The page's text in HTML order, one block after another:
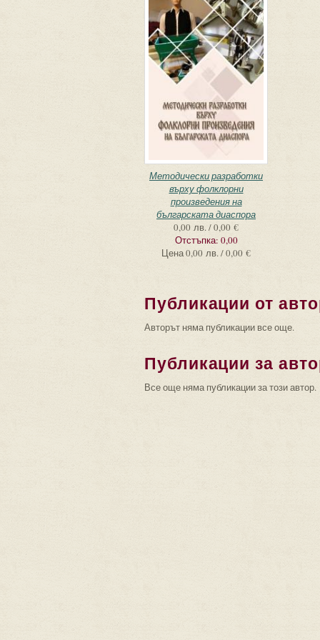
Методически разработки
върху фолклорни
произведения на
българската диаспора
0,00 лв. / 0,00 €
Отстъпка: 0,00
Цена0,00 лв. / 0,00 €
Публикации от
Авторът няма публикации все още.
Публикации за
Все още няма публикации за този автор.